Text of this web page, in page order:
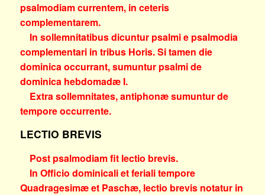
psalmodiam currentem, in ceteris
complementarem.
In sollemnitatibus dicuntur psalmi e psalmodia
complementari in tribus Horis. Si tamen die
dominica occurrant, sumuntur psalmi de
dominica hebdomadæ I.
Extra sollemnitates, antiphonæ sumuntur de
tempore occurrente.
LECTIO BREVIS
Post psalmodiam fit lectio brevis.
In Officio dominicali et feriali tempore
Quadragesimæ et Paschæ, lectio brevis notatur in